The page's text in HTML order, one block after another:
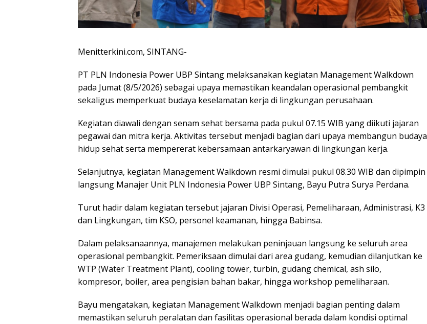
Menitterkini.com, SINTANG-
PT PLN Indonesia Power UBP Sintang melaksanakan kegiatan Management Walkdown
pada Jumat (8/5/2026) sebagai upaya memastikan keandalan operasional pembangkit
sekaligus memperkuat budaya keselamatan kerja di lingkungan perusahaan.
Kegiatan diawali dengan senam sehat bersama pada pukul 07.15 WIB yang diikuti jajaran
pegawai dan mitra kerja. Aktivitas tersebut menjadi bagian dari upaya membangun budaya
hidup sehat serta mempererat kebersamaan antarkaryawan di lingkungan kerja.
Selanjutnya, kegiatan Management Walkdown resmi dimulai pukul 08.30 WIB dan dipimpin
langsung Manajer Unit PLN Indonesia Power UBP Sintang, Bayu Putra Surya Perdana.
Turut hadir dalam kegiatan tersebut jajaran Divisi Operasi, Pemeliharaan, Administrasi, K3
dan Lingkungan, tim KSO, personel keamanan, hingga Babinsa.
Dalam pelaksanaannya, manajemen melakukan peninjauan langsung ke seluruh area
operasional pembangkit. Pemeriksaan dimulai dari area gudang, kemudian dilanjutkan ke
WTP (Water Treatment Plant), cooling tower, turbin, gudang chemical, ash silo,
kompresor, boiler, area pengisian bahan bakar, hingga workshop pemeliharaan.
Bayu mengatakan, kegiatan Management Walkdown menjadi bagian penting dalam
memastikan seluruh peralatan dan fasilitas operasional berada dalam kondisi optimal